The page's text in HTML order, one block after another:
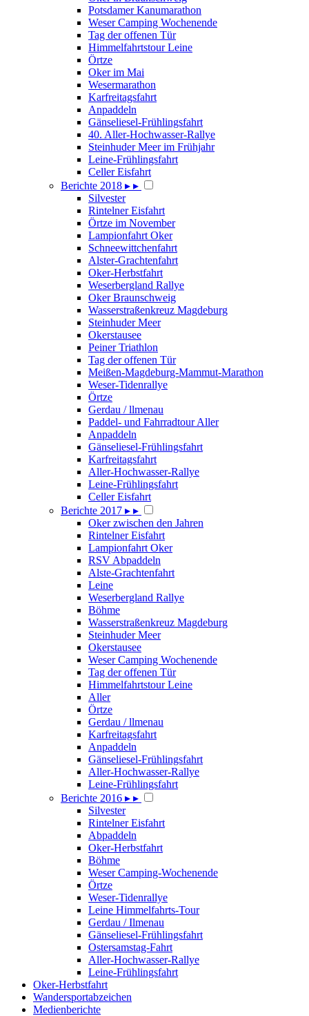
Potsdamer Kanumarathon
Weser Camping Wochenende
Tag der offenen Tür
Himmelfahrtstour Leine
Örtze
Oker im Mai
Wesermarathon
Karfreitagsfahrt
Anpaddeln
Gänseliesel-Frühlingsfahrt
40. Aller-Hochwasser-Rallye
Steinhuder Meer im Frühjahr
Leine-Frühlingsfahrt
Celler Eisfahrt
Berichte 2018 ▸ ▸
Silvester
Rintelner Eisfahrt
Örtze im November
Lampionfahrt Oker
Schneewittchenfahrt
Alster-Grachtenfahrt
Oker-Herbstfahrt
Weserbergland Rallye
Oker Braunschweig
Wasserstraßenkreuz Magdeburg
Steinhuder Meer
Okerstausee
Peiner Triathlon
Tag der offenen Tür
Meißen-Magdeburg-Mammut-Marathon
Weser-Tidenrallye
Örtze
Gerdau / llmenau
Paddel- und Fahrradtour Aller
Anpaddeln
Gänseliesel-Frühlingsfahrt
Karfreitagsfahrt
Aller-Hochwasser-Rallye
Leine-Frühlingsfahrt
Celler Eisfahrt
Berichte 2017 ▸ ▸
Oker zwischen den Jahren
Rintelner Eisfahrt
Lampionfahrt Oker
RSV Abpaddeln
Alste-Grachtenfahrt
Leine
Weserbergland Rallye
Böhme
Wasserstraßenkreuz Magdeburg
Steinhuder Meer
Okerstausee
Weser Camping Wochenende
Tag der offenen Tür
Himmelfahrtstour Leine
Aller
Örtze
Gerdau / llmenau
Karfreitagsfahrt
Anpaddeln
Gänseliesel-Frühlingsfahrt
Aller-Hochwasser-Rallye
Leine-Frühlingsfahrt
Berichte 2016 ▸ ▸
Silvester
Rintelner Eisfahrt
Abpaddeln
Oker-Herbstfahrt
Böhme
Weser Camping-Wochenende
Örtze
Weser-Tidenrallye
Leine Himmelfahrts-Tour
Gerdau / Ilmenau
Gänseliesel-Frühlingsfahrt
Ostersamstag-Fahrt
Aller-Hochwasser-Rallye
Leine-Frühlingsfahrt
Oker-Herbstfahrt
Wandersportabzeichen
Medienberichte